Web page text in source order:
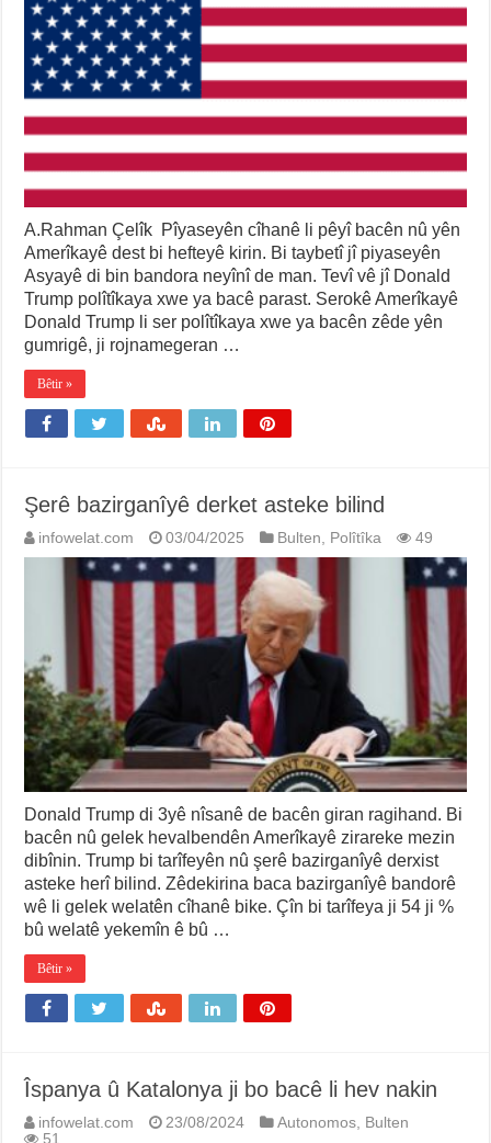
A.Rahman Çelîk Pîyaseyên cîhanê li pêyî bacên nû yên
Amerîkayê dest bi hefteyê kirin. Bi taybetî jî piyaseyên
Asyayê di bin bandora neyînî de man. Tevî vê jî Donald
Trump polîtîkaya xwe ya bacê parast. Serokê Amerîkayê
Donald Trump li ser polîtîkaya xwe ya bacên zêde yên
gumrigê, ji rojnamegeran …
Bêtir »
Şerê bazirganîyê derket asteke bilind
infowelat.com 03/04/2025 Bulten Polîtîka 49
Donald Trump di 3yê nîsanê de bacên giran ragihand. Bi
bacên nû gelek hevalbendên Amerîkayê zirareke mezin
dibînin. Trump bi tarîfeyên nû şerê bazirganîyê derxist
asteke herî bilind. Zêdekirina baca bazirganîyê bandorê
wê li gelek welatên cîhanê bike. Çîn bi tarîfeya ji 54 ji %
bû welatê yekemîn ê bû …
Bêtir »
Îspanya û Katalonya ji bo bacê li hev nakin
infowelat.com 23/08/2024 Autonomos, Bulten
51